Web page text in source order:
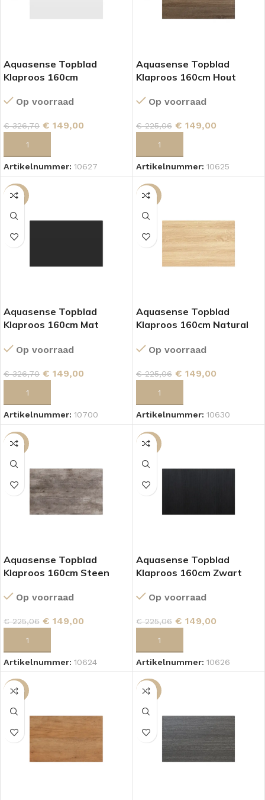
Aquasense Topblad
Klaproos 160cm
Op voorraad
€326,70 € 149,00
Artikelnummer: 10627
Aquasense Topblad
Klaproos 160cm Hout
Op voorraad
€225,06 € 149,00
Artikelnummer: 10625
-54%
Aquasense Topblad
Klaproos 160cm Mat
Op voorraad
€326,70 € 149,00
Artikelnummer: 10700
-34%
Aquasense Topblad
Klaproos 160cm Natural
Op voorraad
€225,06 € 149,00
Artikelnummer: 10630
-34%
Aquasense Topblad
Klaproos 160cm Steen
Op voorraad
€225,06 € 149,00
Artikelnummer: 10624
-34%
Aquasense Topblad
Klaproos 160cm Zwart
Op voorraad
€225,06 € 149,00
Artikelnummer: 10626
-36% -36%